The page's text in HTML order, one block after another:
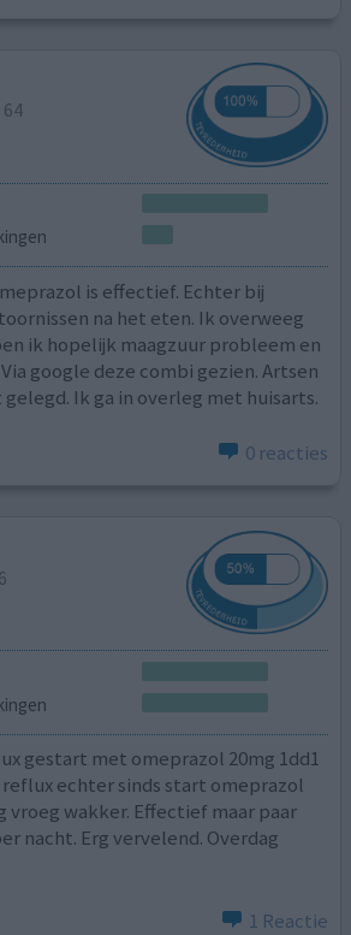
is effectief. Echter bij
na het eten. Ik overweeg
ik hopelijk maagzuur probleem en
google deze combi gezien. Artsen
Ik ga in overleg met huisarts.
0 reacties
gestart met omeprazol 20mg 1dd1
echter sinds start omeprazol
vroeg wakker. Effectief maar paar
nacht. Erg vervelend. Overdag
1 Reactie